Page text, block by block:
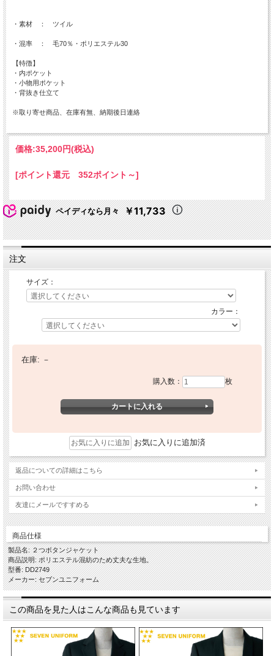
・素材 ： ツイル
・混率 ： 毛70％・ポリエステル30
【特徴】
・内ポケット
・小物用ポケット
・背抜き仕立て
※取り寄せ商品、在庫有無、納期後日連絡
価格:35,200円(税込)
[ポイント還元 352ポイント～]
ペイディなら月々 ￥11,733
注文
サイズ：
カラー：
在庫: －
購入数： 枚
お気に入りに追加済
返品についての詳細はこちら
お問い合わせ
友達にメールですすめる
商品仕様
製品名: ２つボタンジャケット
商品説明: ポリエステル混紡のため丈夫な生地。
型番: DD2749
メーカー: セブンユニフォーム
この商品を見た人はこんな商品も見ています